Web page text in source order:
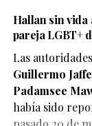
De acuerdo
ambos se
afecto cuando
Hallan sin
pareja LGBT+
Las
Guillermo
Padamsee
había sido